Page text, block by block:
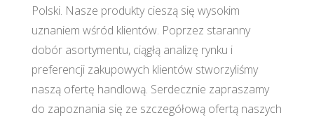
Polski. Nasze produkty cieszą się wysokim
uznaniem wśród klientów. Poprzez staranny
dobór asortymentu, ciągłą analizę rynku i
preferencji zakupowych klientów stworzyliśmy
naszą ofertę handlową. Serdecznie zapraszamy
do zapoznania się ze szczegółową ofertą naszych